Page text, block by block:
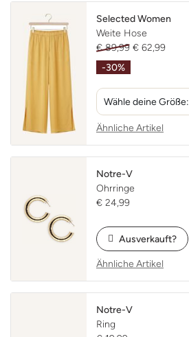
Selected Women
Weite Hose
€ 89,99 € 62,99
-30%
Wähle deine Größe:
Ähnliche Artikel
Notre-V
Ohrringe
€ 24,99
Ausverkauft?
Ähnliche Artikel
Notre-V
Ring